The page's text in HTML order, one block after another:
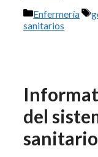
Categorías
Enfermería
sanitarios
del
sanitario